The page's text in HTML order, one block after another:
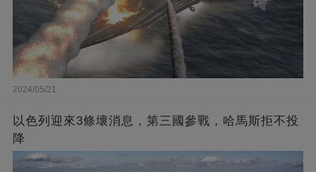
2024/05/21
以色列迎來3條壞消息，第三國參戰，哈馬斯拒不投
降